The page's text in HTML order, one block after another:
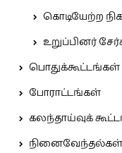
கொடியேற்ற
உறுப்பினர்
பொதுக்கூட்டங்கள்
போராட்டங்கள்
கலந்தாய்வுக்
நினைவேந்தல்கள்